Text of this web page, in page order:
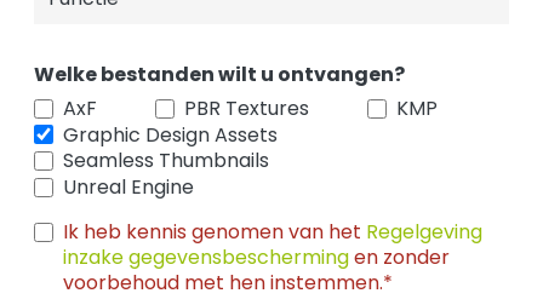
Welke bestanden wilt u ontvangen?
AxF
PBR Textures
KMP
Graphic Design Assets
Seamless Thumbnails
Unreal Engine
Ik heb kennis genomen van het Regelgeving
inzake gegevensbeschermingen zonder
voorbehoud met hen instemmen.*